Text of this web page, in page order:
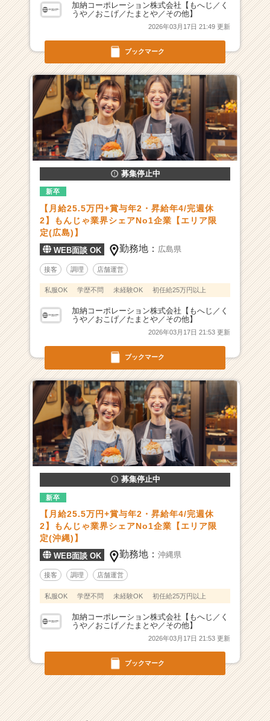
ブックマーク
加納コーポレーション株式会社【もへじ／く
うや／おこげ／たまとや／その他】
2026年03月17日 21:49 更新
ブックマーク
募集停止中
新卒
【月給25.5万円+賞与年2・昇給年4/完週休
2】もんじゃ業界シェアNo1企業【エリア限
定(広島)】
WEB面談 OK 勤務地： 広島県
接客 調理 店舗運営
私服OK 学歴不問 未経験OK 初任給25万円以上
加納コーポレーション株式会社【もへじ／く
うや／おこげ／たまとや／その他】
2026年03月17日 21:53 更新
ブックマーク
募集停止中
新卒
【月給25.5万円+賞与年2・昇給年4/完週休
2】もんじゃ業界シェアNo1企業【エリア限
定(沖縄)】
WEB面談 OK 勤務地：沖縄県
接客 調理 店舗運営
私服OK 学歴不問 未経験OK 初任給25万円以上
加納コーポレーション株式会社【もへじ／く
うや／おこげ／たまとや／その他】
2026年03月17日 21:53 更新